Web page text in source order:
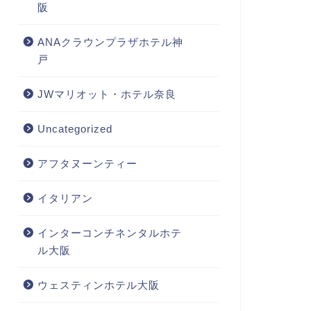
阪
ANAクラウンプラザホテル神
戸
JWマリオット・ホテル奈良
Uncategorized
アフタヌーンティー
イタリアン
インターコンチネンタルホテ
ル大阪
ウェスティンホテル大阪